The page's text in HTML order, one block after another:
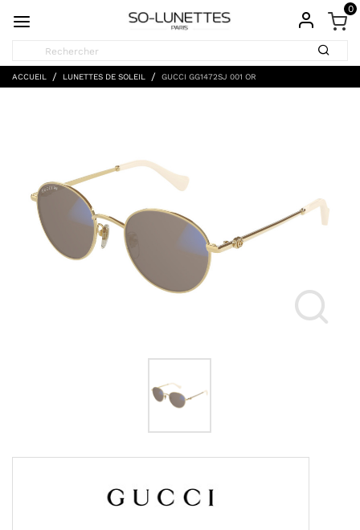
0
ACCUEIL LUNETTES DE SOLEIL GUCCI GG1472SJ 001 OR